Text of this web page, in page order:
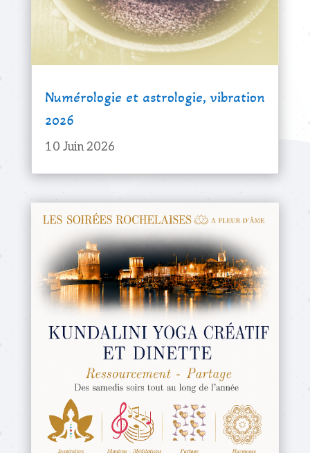
Numérologie et astrologie, vibration
2026
10 Juin 2026